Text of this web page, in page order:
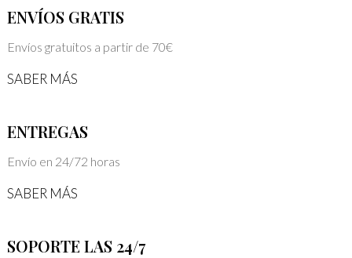
ENVÍOS GRATIS
Envíos gratuitos a partir de 70€
SABER MÁS
ENTREGAS
Envío en 24/72 horas
SABER MÁS
SOPORTE LAS 24/7